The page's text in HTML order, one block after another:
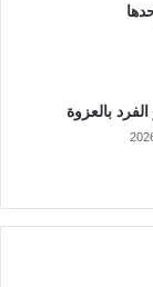
بالعزوة